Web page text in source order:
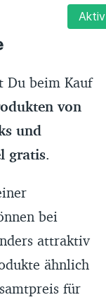
Aktiv
Du beim Kauf
von
und
gratis.
bei
attraktiv
ähnlich
für